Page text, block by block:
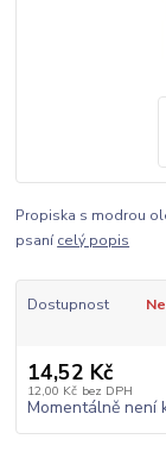
Propiska s modrou
psanícelý popis
Dostupnost
14,52 Kč
12,00 Kč bez DPH
Momentálně není